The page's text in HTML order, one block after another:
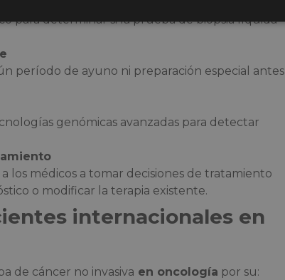
para determinar si la prueba de biopsia líquida
período de ayuno ni preparación especial antes
genómicas avanzadas para detectar
los médicos a tomar decisiones de tratamiento
o modificar la terapia existente.
internacionales en
de cáncer no invasiva en oncología por su: